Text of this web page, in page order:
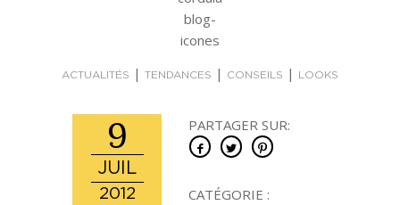
ACTUALITÉS | TENDANCES | CONSEILS | LOOKS
9
JUIL
2012
PARTAGER SUR:
CATÉGORIE :